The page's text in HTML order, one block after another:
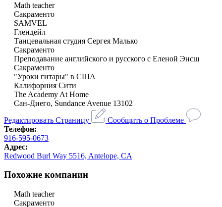
Math teacher
Сакраменто
SAMVEL
Глендейл
Танцевальная студия Сергея Малько
Сакраменто
Преподавание английского и русского с Еленой Энсш
Сакраменто
"Уроки гитары" в США
Калифорния Сити
The Academy At Home
Сан-Диего, Sundance Avenue 13102
Редактировать Страницу
Сообщить о Проблеме
Телефон:
916-595-0673
Адрес:
Redwood Burl Way 5516, Antelope, CA
Похожие компании
Math teacher
Сакраменто